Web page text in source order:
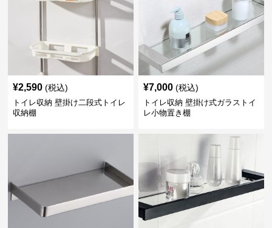
¥2,590 (税込)
トイレ収納 壁掛け二段式トイレ
収納棚
¥7,000 (税込)
トイレ収納 壁掛け式ガラストイ
レ小物置き棚